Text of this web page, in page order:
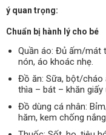
ý quan trọng:
Chuẩn bị hành lý cho bé
Quần áo: Đủ ấm/mát
nón, áo khoác nhẹ.
Đồ ăn: Sữa, bột/cháo
thìa – bát – khăn giấy
Đồ dùng cá nhân:
hăm, kem chống